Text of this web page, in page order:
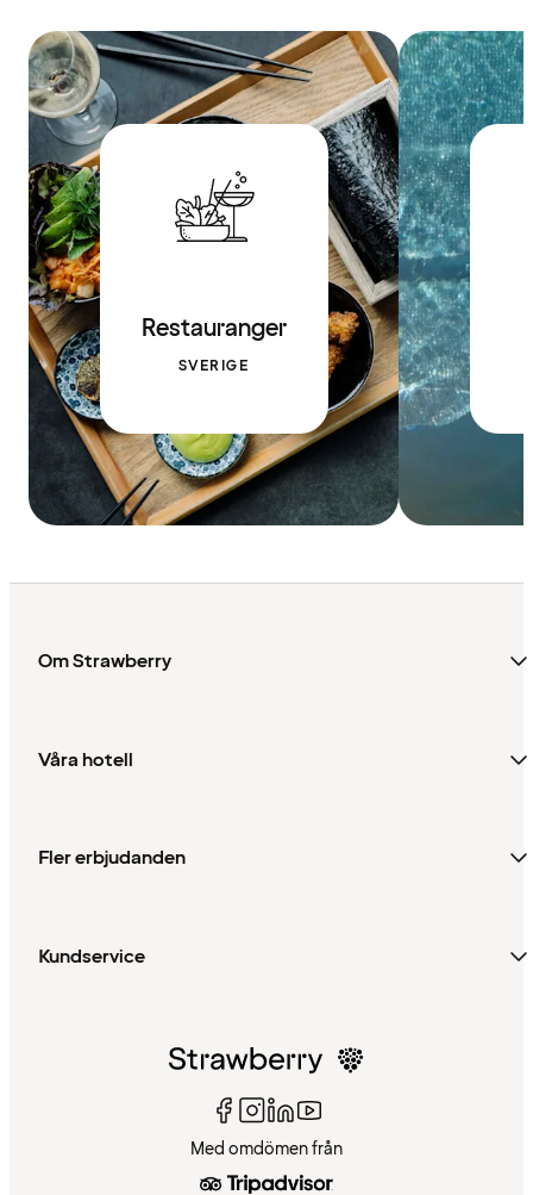
Restauranger
SVERIGE
Om Strawberry
Våra hotell
Fler erbjudanden
Kundservice
Med omdömen från